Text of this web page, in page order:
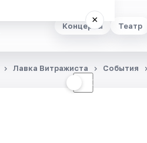
Концерты Театр
×
☾
Лавка Витражиста События